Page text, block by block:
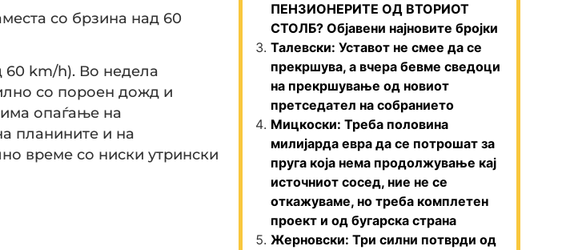
со брзина над 60
60 km/h). Во недела
со пороен дожд и
опаѓање на
планините и на
време со ниски утрински
ПЕНЗИОНЕРИТЕ ОД ВТОРИОТ
СТОЛБ? Објавени најновите бројки
Талевски: Уставот не смее да се
прекршува, а вчера бевме сведоци
на прекршување од новиот
претседател на собранието
Мицкоски: Треба половина
милијарда евра да се потрошат за
пруга која нема продолжување кај
источниот сосед, ние не се
откажуваме, но треба комплетен
проект и од бугарска страна
Жерновски: Три силни потврди од